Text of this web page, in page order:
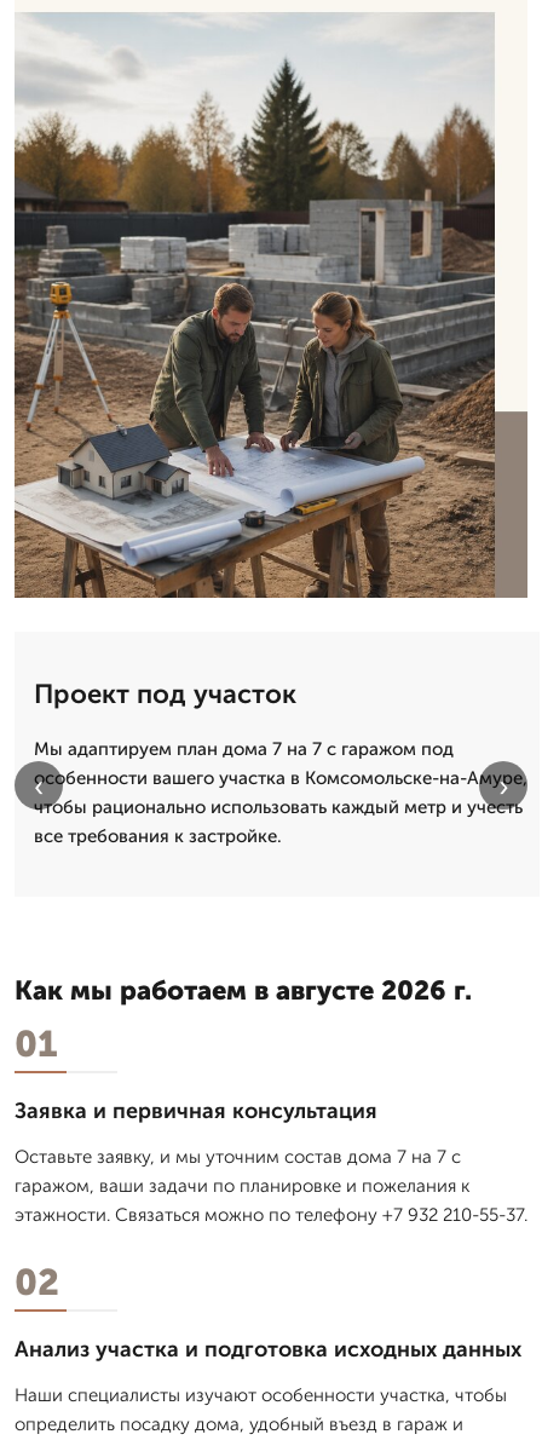
Проект под участок
Мы адаптируем план дома 7 на 7 с гаражом под
особенности вашего участка в Комсомольске-на-Амуре,
чтобы рационально использовать каждый метр и учесть
все требования к застройке.
‹ ›
Как мы работаем в августе 2026 г.
01
Заявка и первичная консультация
Оставьте заявку, и мы уточним состав дома 7 на 7 с
гаражом, ваши задачи по планировке и пожелания к
этажности. Связаться можно по телефону +7 932 210-55-37.
02
Анализ участка и подготовка исходных данных
Наши специалисты изучают особенности участка, чтобы
определить посадку дома, удобный въезд в гараж и